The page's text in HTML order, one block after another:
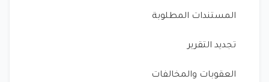
المستندات المطلوبة
تجديد التقرير
العقوبات والمخالفات